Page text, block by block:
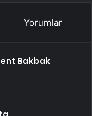
Yorumlar
Bakbak